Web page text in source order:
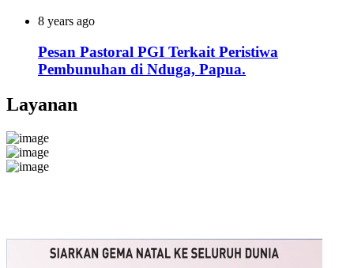
8 years ago
Pesan Pastoral PGI Terkait Peristiwa
Pembunuhan di Nduga, Papua.
Layanan